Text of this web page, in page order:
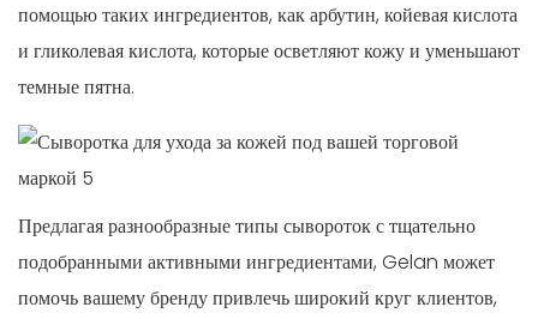
помощью таких ингредиентов, как арбутин, койевая кислота
и гликолевая кислота, которые осветляют кожу и уменьшают
темные пятна.
Предлагая разнообразные типы сывороток с тщательно
подобранными активными ингредиентами, Gelan может
помочь вашему бренду привлечь широкий круг клиентов,